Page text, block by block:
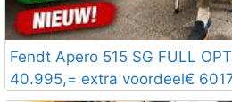
Fendt Apero 515 SG FULL
40.995,= extra voordeel€